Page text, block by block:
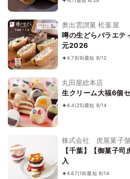
奥出雲讃菓 松葉屋
噂の生どらバラエテ
元2026
4.78(9)最短 8/12
丸田屋総本店
生クリーム大福6個
4.4(25)最短 8/14
株式会社 虎屋菓子舗
【千葉】【御菓子
入
4.67(18)最短 8/14